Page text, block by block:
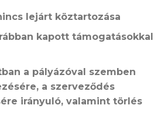
lejárt köztartozása
kapott támogatásokkal
a pályázóval szemben
a szerveződés
irányuló, valamint törlés